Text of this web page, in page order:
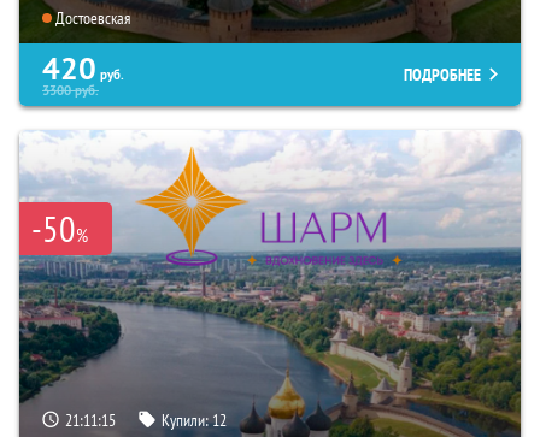
Достоевская
420 руб.
3300руб.
ПОДРОБНЕЕ
-50%
21:11:13 Купили:12